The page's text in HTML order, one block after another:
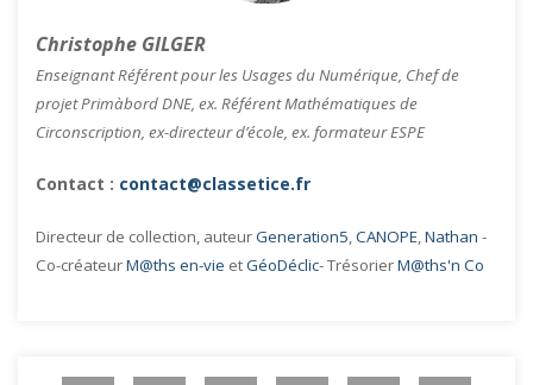
Christophe GILGER
Enseignant Référent pour les Usages du Numérique, Chef de
projet Primàbord DNE, ex. Référent Mathématiques de
Circonscription, ex-directeur d’école, ex. formateur ESPE
Contact : contact@classetice.fr
Directeur de collection, auteurGeneration5,CANOPE,Nathan -
Co-créateurM@ths en-vie etGéoDéclic- TrésorierM@ths'n Co